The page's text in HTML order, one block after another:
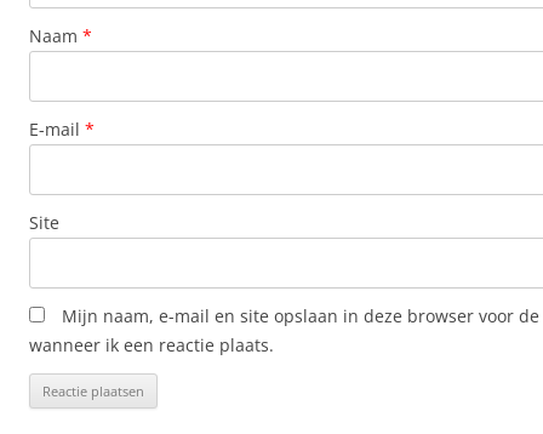
Naam *
E-mail *
Site
Mijn naam, e-mail en site opslaan in deze browser voor
wanneer ik een reactie plaats.